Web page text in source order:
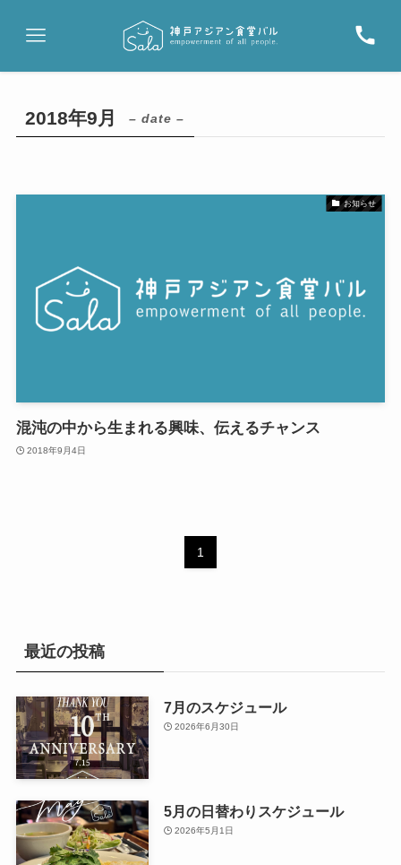
2018年9月 – date –
お知らせ
混沌の中から生まれる興味、伝えるチャンス
2018年9月4日
1
最近の投稿
7月のスケジュール
2026年6月30日
5月の日替わりスケジュール
2026年5月1日